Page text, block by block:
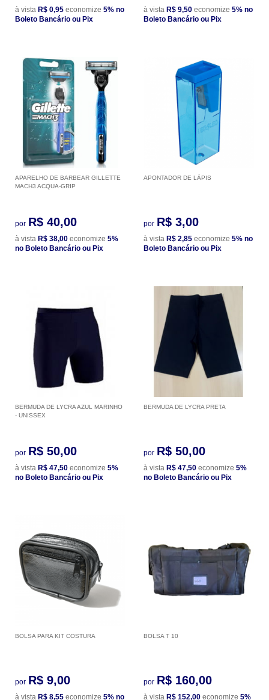
à vista R$ 0,95 economize 5% no
Boleto Bancário ou Pix
à vista R$ 9,50 economize 5% no
Boleto Bancário ou Pix
APARELHO DE BARBEAR GILLETTE
MACH3 ACQUA-GRIP
por R$ 40,00
à vista R$ 38,00 economize 5%
no Boleto Bancário ou Pix
APONTADOR DE LÁPIS
por R$ 3,00
à vista R$ 2,85 economize 5% no
Boleto Bancário ou Pix
BERMUDA DE LYCRA AZUL MARINHO
- UNISSEX
por R$ 50,00
à vista R$ 47,50 economize 5%
no Boleto Bancário ou Pix
BERMUDA DE LYCRA PRETA
por R$ 50,00
à vista R$ 47,50 economize 5%
no Boleto Bancário ou Pix
BOLSA PARA KIT COSTURA
por R$ 9,00
à vista R$ 8,55 economize 5% no
BOLSA T 10
por R$ 160,00
à vista R$ 152,00 economize 5%